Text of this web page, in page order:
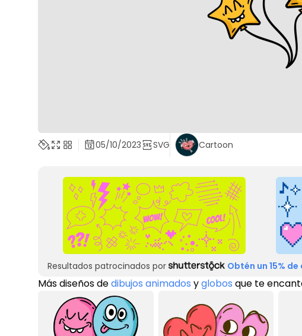
05/10/2023 SVG Cartoon
Resultados patrocinados por Obtén un 15%
Más diseños dedibujos animados yglobos que te